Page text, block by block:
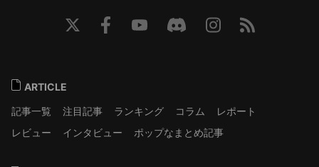
ARTICLE
記事一覧
注目記事 ランキング コラム
レポート
レビュー
インタビュー ポップなまとめ記事